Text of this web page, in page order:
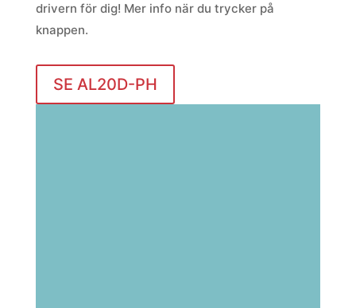
drivern för dig! Mer info när du trycker på
knappen.
SE AL20D-PH